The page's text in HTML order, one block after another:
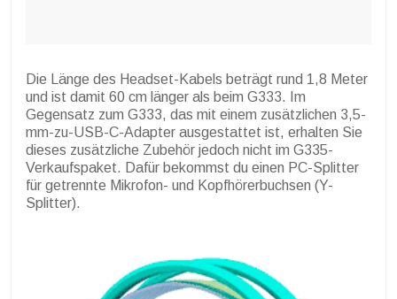
Die Länge des Headset-Kabels beträgt rund 1,8 Meter
und ist damit 60 cm länger als beim G333. Im
Gegensatz zum G333, das mit einem zusätzlichen 3,5-
mm-zu-USB-C-Adapter ausgestattet ist, erhalten Sie
dieses zusätzliche Zubehör jedoch nicht im G335-
Verkaufspaket. Dafür bekommst du einen PC-Splitter
für getrennte Mikrofon- und Kopfhörerbuchsen (Y-
Splitter).